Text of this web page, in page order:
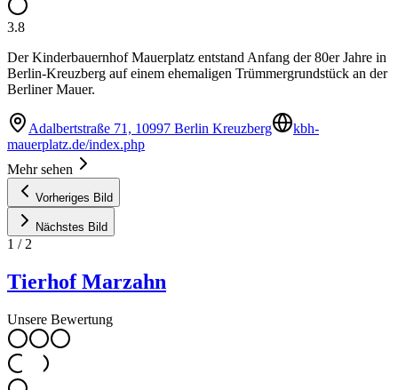
3.8
Der Kinderbauernhof Mauerplatz entstand Anfang der 80er Jahre in
Berlin-Kreuzberg auf einem ehemaligen Trümmergrundstück an der
Berliner Mauer.
Adalbertstraße 71, 10997 Berlin Kreuzberg
kbh-
mauerplatz.de/index.php
Mehr sehen
Vorheriges Bild
Nächstes Bild
1 / 2
Tierhof Marzahn
Unsere Bewertung